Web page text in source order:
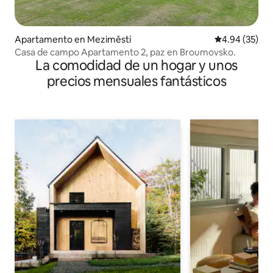
Apartamento en Meziměstí Calificación
4.94 (35)
Casa de campo Apartamento 2, paz en Broumovsko.
La comodidad de un hogar y unos
precios mensuales fantásticos